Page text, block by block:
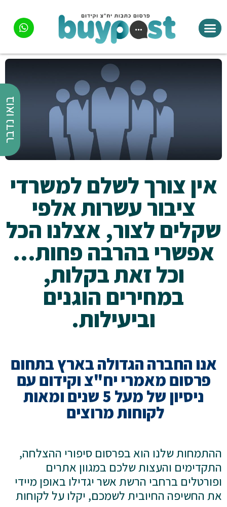
אין צורך לשלם למשרדי
ציבור עשרות אלפי
שקלים לצור, אצלנו הכל
אפשרי בהרבה פחות…
וכל זאת בקלות,
במחירים הוגנים
וביעילות.
אנו החברה הגדולה בארץ בתחום
פרסום מאמרי יח"צ וקידום עם
ניסיון של מעל 5 שנים ומאות
לקוחות מרוצים
ההתמחות שלנו הוא בפרסום סיפורי ההצלחה,
התקדימים והעצות שלכם במגוון אתרים
ופורטלים ברחבי הרשת אשר יגדילו באופן מיידי
את החשיפה החיובית לשמכם, יקלו על לקוחות
בואו נדבר